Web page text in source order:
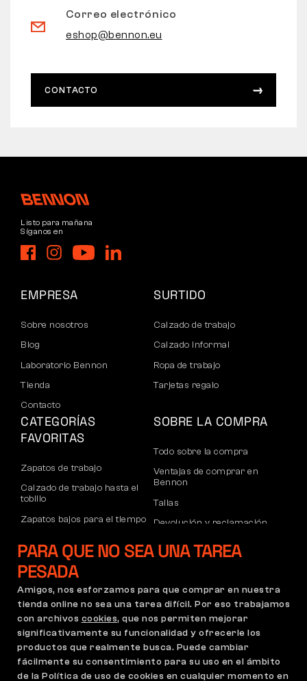
Correo electrónico
eshop@bennon.eu
CONTACTO
Listo para mañana
Síganos en
EMPRESA
Sobre nosotros
Blog
Laboratorio Bennon
Tienda
Contacto
SURTIDO
Calzado de trabajo
Calzado informal
Ropa de trabajo
Tarjetas regalo
CATEGORÍAS
FAVORITAS
Zapatos de trabajo
Calzado de trabajo hasta el
tobillo
Zapatos bajos para el tiempo
Calzado informal de tobillo
Pantalones
Sudaderas
SOBRE LA COMPRA
Todo sobre la compra
Ventajas de comprar en
Bennon
Tallas
Devolución y reclamación
Transporte y pago
Reclamaciones y garantía
Condiciones Generales
Política de Reclamaciones
Configuración de cookies
GDPR
PARA QUE NO SEA UNA TAREA
PESADA
Amigos, nos esforzamos para que comprar en nuestra
tienda online no sea una tarea difícil. Por eso trabajamos
con archivos cookies, que nos permiten mejorar
significativamente su funcionalidad y ofrecerle los
productos que realmente busca. Puede cambiar
fácilmente su consentimiento para su uso en el ámbito
de la Política de uso de cookies en cualquier momento en